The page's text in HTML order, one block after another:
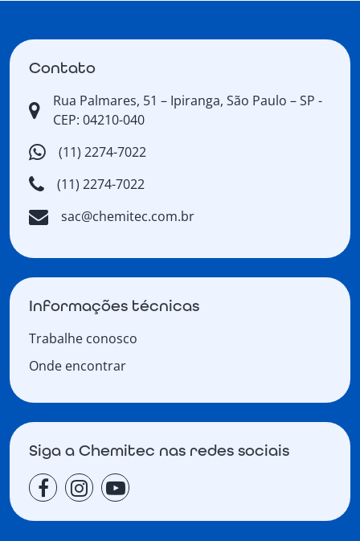
Contato
Rua Palmares, 51 – Ipiranga, São Paulo – SP -
CEP: 04210-040
(11) 2274-7022
(11) 2274-7022
sac@chemitec.com.br
Informações técnicas
Trabalhe conosco
Onde encontrar
Siga a Chemitec nas redes sociais